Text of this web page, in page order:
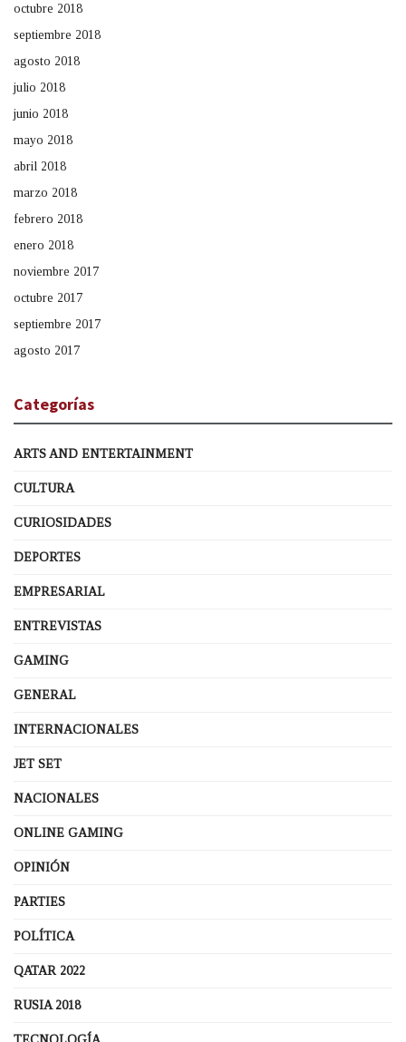
octubre 2018
septiembre 2018
agosto 2018
julio 2018
junio 2018
mayo 2018
abril 2018
marzo 2018
febrero 2018
enero 2018
noviembre 2017
octubre 2017
septiembre 2017
agosto 2017
Categorías
ARTS AND ENTERTAINMENT
CULTURA
CURIOSIDADES
DEPORTES
EMPRESARIAL
ENTREVISTAS
GAMING
GENERAL
INTERNACIONALES
JET SET
NACIONALES
ONLINE GAMING
OPINIÓN
PARTIES
POLÍTICA
QATAR 2022
RUSIA 2018